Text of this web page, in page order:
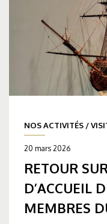
NOS ACTIVITÉS /
20 mars 2026
RETOUR
D’ACCUEIL
MEMBRES